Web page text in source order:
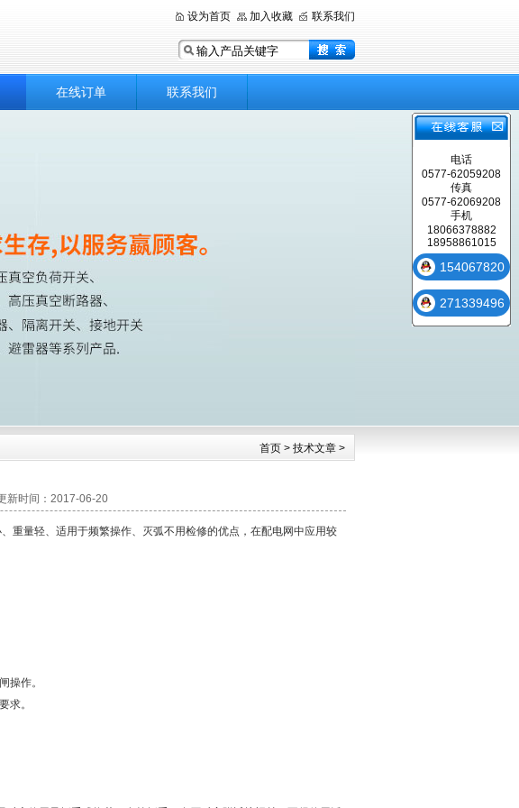
设为首页 加入收藏 联系我们
在线订单 联系我们
首页 > 技术文章 >
新时间：2017-06-20
重量轻、适用于频繁操作、灭弧不用检修的优点，在配电网中应用较
操作。
求。
电话
0577-62059208
传真
0577-62069208
手机
18066378882
18958861015
154067820
271339496